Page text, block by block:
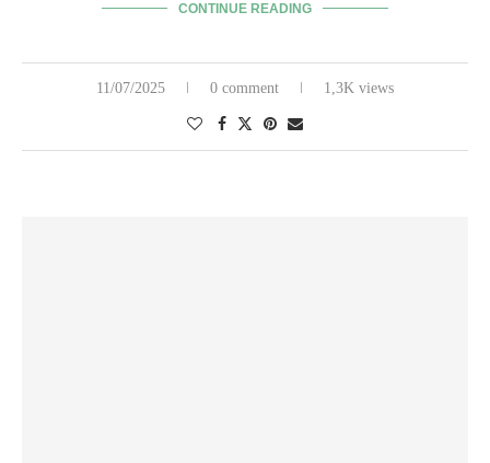
CONTINUE READING
11/07/2025 0 comment 1,3K views